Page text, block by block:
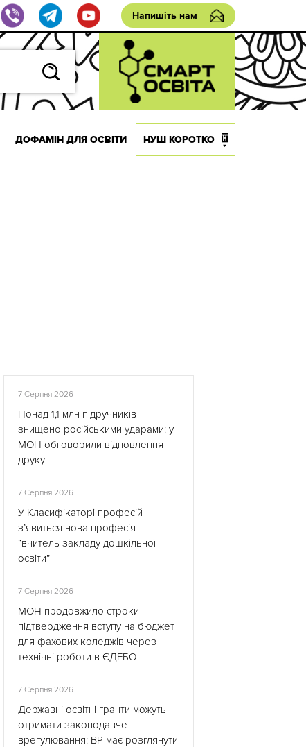
Напишіть нам
ДОФАМІН ДЛЯ ОСВІТИ НУШ КОРОТКО
7 Серпня 2026
Понад 1,1 млн підручників
знищено російськими ударами: у
МОН обговорили відновлення
друку
7 Серпня 2026
У Класифікаторі професій
з’явиться нова професія
“вчитель закладу дошкільної
освіти”
7 Серпня 2026
МОН продовжило строки
підтвердження вступу на бюджет
для фахових коледжів через
технічні роботи в ЄДЕБО
7 Серпня 2026
Державні освітні гранти можуть
отримати законодавче
врегулювання: ВР має розглянути